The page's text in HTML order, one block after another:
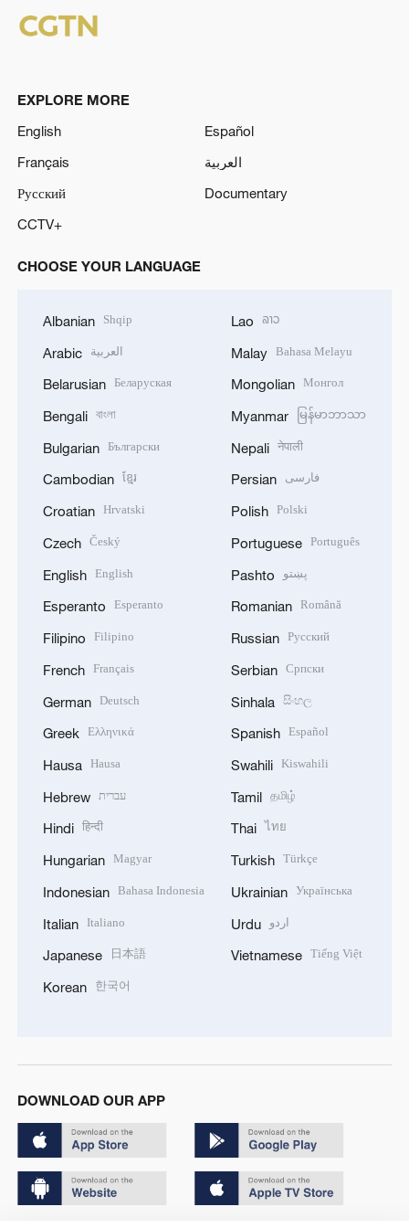
EXPLORE MORE
English
Español
Français
العربية
Русский
Documentary
CCTV+
CHOOSE YOUR LANGUAGE
Albanian Shqip
Arabic العربية
Belarusian Беларуская
Bengali বাংলা
Bulgarian Български
Cambodian ខ្មែរ
Croatian Hrvatski
Czech Český
English English
Esperanto Esperanto
Filipino Filipino
French Français
German Deutsch
Greek Ελληνικά
Hausa Hausa
Hebrew עברית
Hindi हिन्दी
Hungarian Magyar
Indonesian Bahasa Indonesia
Italian Italiano
Japanese 日本語
Korean 한국어
Lao ລາວ
Malay Bahasa Melayu
Mongolian Монгол
Myanmar မြန်မာဘာသာ
Nepali नेपाली
Persian فارسی
Polish Polski
Portuguese Português
Pashto پښتو
Romanian Română
Russian Русский
Serbian Српски
Sinhala සිංහල
Spanish Español
Swahili Kiswahili
Tamil தமிழ்
Thai ไทย
Turkish Türkçe
Ukrainian Українська
Urdu اردو
Vietnamese Tiếng Việt
DOWNLOAD OUR APP